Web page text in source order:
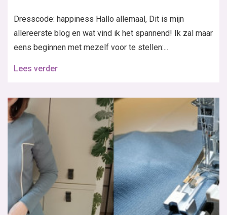
Dresscode: happiness Hallo allemaal, Dit is mijn
allereerste blog en wat vind ik het spannend! Ik zal maar
eens beginnen met mezelf voor te stellen:...
Lees verder